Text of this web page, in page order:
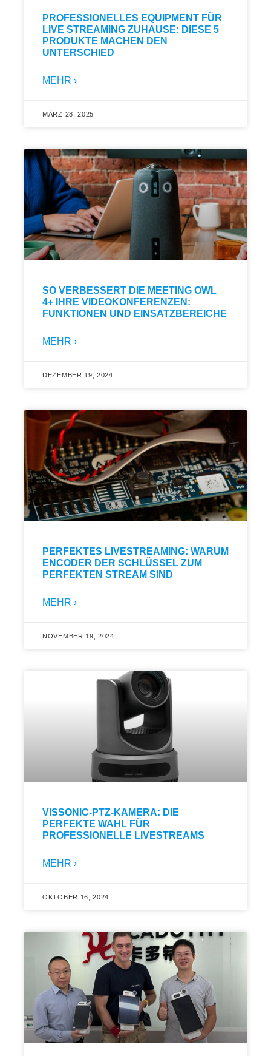
PROFESSIONELLES EQUIPMENT FÜR
LIVE STREAMING ZUHAUSE: DIESE 5
PRODUKTE MACHEN DEN
UNTERSCHIED
MEHR ›
MÄRZ 28, 2025
SO VERBESSERT DIE MEETING OWL
4+ IHRE VIDEOKONFERENZEN:
FUNKTIONEN UND EINSATZBEREICHE
MEHR ›
DEZEMBER 19, 2024
PERFEKTES LIVESTREAMING: WARUM
ENCODER DER SCHLÜSSEL ZUM
PERFEKTEN STREAM SIND
MEHR ›
NOVEMBER 19, 2024
VISSONIC-PTZ-KAMERA: DIE
PERFEKTE WAHL FÜR
PROFESSIONELLE LIVESTREAMS
MEHR ›
OKTOBER 16, 2024